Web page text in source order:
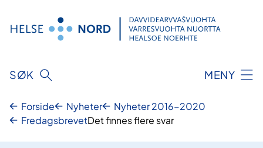
innhold
SØK MENY
Forside Nyheter
Nyheter 2016-2020
FredagsbrevetDet finnes flere svar